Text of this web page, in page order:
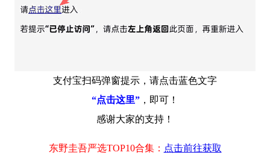
支付宝扫码弹窗提示，请点击蓝色文字
“点击这里” ，即可！
感谢大家的支持！
东野圭吾严选TOP10合集： 点击前往获取